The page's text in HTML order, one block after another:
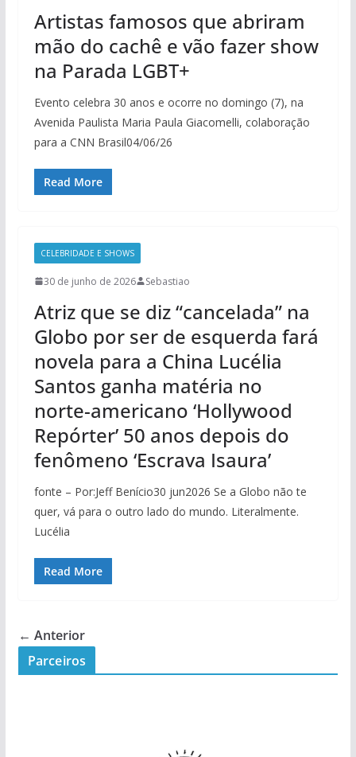
Artistas famosos que abriram
mão do cachê e vão fazer show
na Parada LGBT+
Evento celebra 30 anos e ocorre no domingo (7), na
Avenida Paulista Maria Paula Giacomelli, colaboração
para a CNN Brasil04/06/26
Read More
CELEBRIDADE E SHOWS
30 de junho de 2026 Sebastiao
Atriz que se diz “cancelada” na
Globo por ser de esquerda fará
novela para a China Lucélia
Santos ganha matéria no
norte-americano ‘Hollywood
Repórter’ 50 anos depois do
fenômeno ‘Escrava Isaura’
fonte – Por:Jeff Benício30 jun2026 Se a Globo não te
quer, vá para o outro lado do mundo. Literalmente.
Lucélia
Read More
← Anterior
Parceiros